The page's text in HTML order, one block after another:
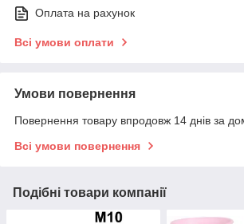
Оплата на рахунок
Всі умови оплати
Умови повернення
Повернення товару впродовж 14 днів за
Всі умови повернення
Подібні товари компанії